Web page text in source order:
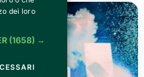
dei loro
(1658) →